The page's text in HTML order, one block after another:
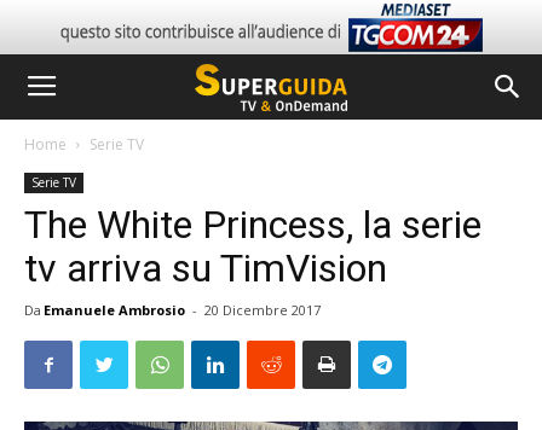
Home Serie TV
Serie TV
The White Princess, la serie
tv arriva su TimVision
Da Emanuele Ambrosio - 20 Dicembre 2017